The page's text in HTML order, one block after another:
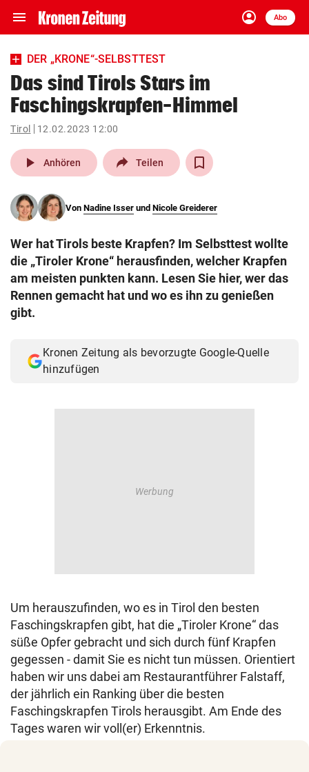
menu Navigation
ein-/ausklappen
account_circle
Anmelden
Abo
close Schließen
account_circle Anmelden
arrow_right
pin_drop
Wien arrow_right
search
eingeben
DER „KRONE“-SELBSTTEST
Das sind Tirols Stars im
Faschingskrapfen-Himmel
Tirol 12.02.2023 12:00
play_arrow Anhören Teilen
Von Nadine Isser und Nicole Greiderer
Wer hat Tirols beste Krapfen? Im Selbsttest wollte
die „Tiroler Krone“ herausfinden, welcher Krapfen
am meisten punkten kann. Lesen Sie hier, wer das
Rennen gemacht hat und wo es ihn zu genießen
gibt.
Kronen Zeitung als bevorzugte Google-Quelle
hinzufügen
Um herauszufinden, wo es in Tirol den besten
Faschingskrapfen gibt, hat die „Tiroler Krone“ das
süße Opfer gebracht und sich durch fünf Krapfen
gegessen - damit Sie es nicht tun müssen. Orientiert
haben wir uns dabei am Restaurantführer Falstaff,
der jährlich ein Ranking über die besten
Faschingskrapfen Tirols herausgibt. Am Ende des
Tages waren wir voll(er) Erkenntnis.